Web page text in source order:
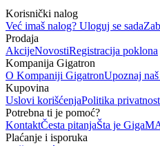
Korisnički nalog
Već imaš nalog? Uloguj se sada
Prodaja
AkcijeNovostiRegistracija poklona
Kompanija Gigatron
O Kompaniji GigatronUpoznaj
Kupovina
Uslovi korišćenjaPolitika
Potrebna ti je pomoć?
KontaktČesta pitanjaŠta je
Plaćanje i isporuka